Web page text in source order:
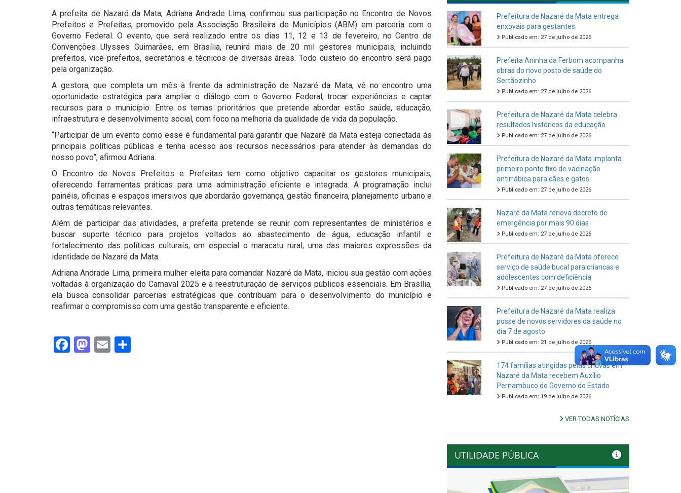
A prefeita de Nazaré da Mata, Adriana Andrade Lima, confirmou sua participação no Encontro de Novos
Prefeitos e Prefeitas, promovido pela Associação Brasileira de Municípios (ABM) em parceria com o
Governo Federal. O evento, que será realizado entre os dias 11, 12 e 13 de fevereiro, no Centro de
Convenções Ulysses Guimarães, em Brasília, reunirá mais de 20 mil gestores municipais, incluindo
prefeitos, vice-prefeitos, secretários e técnicos de diversas áreas. Todo custeio do encontro será pago
pela organização.
A gestora, que completa um mês à frente da administração de Nazaré da Mata, vê no encontro uma
oportunidade estratégica para ampliar o diálogo com o Governo Federal, trocar experiências e captar
recursos para o município. Entre os temas prioritários que pretende abordar estão saúde, educação,
infraestrutura e desenvolvimento social, com foco na melhoria da qualidade de vida da população.
“Participar de um evento como esse é fundamental para garantir que Nazaré da Mata esteja conectada às
principais políticas públicas e tenha acesso aos recursos necessários para atender às demandas do
nosso povo”, afirmou Adriana.
O Encontro de Novos Prefeitos e Prefeitas tem como objetivo capacitar os gestores municipais,
oferecendo ferramentas práticas para uma administração eficiente e integrada. A programação inclui
painéis, oficinas e espaços imersivos que abordarão governança, gestão financeira, planejamento urbano e
outras temáticas relevantes.
Além de participar das atividades, a prefeita pretende se reunir com representantes de ministérios e
buscar suporte técnico para projetos voltados ao abastecimento de água, educação infantil e
fortalecimento das políticas culturais, em especial o maracatu rural, uma das maiores expressões da
identidade de Nazaré da Mata.
Adriana Andrade Lima, primeira mulher eleita para comandar Nazaré da Mata, iniciou sua gestão com ações
voltadas à organização do Carnaval 2025 e a reestruturação de serviços públicos essenciais. Em Brasília,
ela busca consolidar parcerias estratégicas que contribuam para o desenvolvimento do município e
reafirmar o compromisso com uma gestão transparente e eficiente.
Facebook
Mastodon
Email
Prefeitura de Nazaré da Mata entrega
enxovais para gestantes
Publicado em: 27 de julho de 2026
Prefeita Aninha da Ferbom acompanha
obras do novo posto de saúde do
Sertãozinho
Publicado em: 27 de julho de 2026
Prefeitura de Nazaré da Mata celebra
resultados históricos da educação
Publicado em: 27 de julho de 2026
Prefeitura de Nazaré da Mata implanta
primeiro ponto fixo de vacinação
antirrábica para cães e gatos
Publicado em: 27 de julho de 2026
Nazaré da Mata renova decreto de
emergência por mais 90 dias
Publicado em: 27 de julho de 2026
Prefeitura de Nazaré da Mata oferece
serviço de saúde bucal para criancas e
adolescentes com deficiência
Publicado em: 27 de julho de 2026
Prefeitura de Nazaré da Mata realiza
posse de novos servidores da saúde no
dia 7 de agosto
Publicado em: 21 de julho de 2026
174 famílias atingidas pelas chuvas em
Nazaré da Mata recebem Auxílio
Pernambuco do Governo do Estado
Publicado em: 19 de julho de 2026
VER TODAS NOTÍCIAS
UTILIDADE PÚBLICA